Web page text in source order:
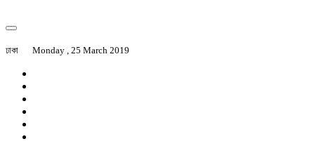
ঢাকা Monday , 25 March 2019